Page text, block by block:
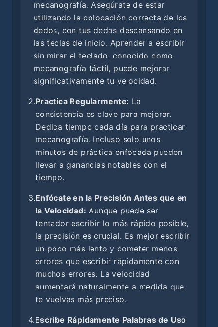
mecanografía. Asegúrate de estar
utilizando la colocación correcta de los
dedos, con tus dedos descansando en
las teclas de inicio. Aprender a escribir
sin mirar el teclado, conocido como
mecanografía táctil, puede mejorar
significativamente tu velocidad.
2.Practica Regularmente: La
consistencia es clave para mejorar.
Dedica tiempo cada día para practicar
mecanografía. Incluso solo unos
minutos de práctica enfocada pueden
llevar a ganancias notables con el
tiempo.
3.Enfócate en la Precisión Antes que en
la Velocidad: Aunque puede ser
tentador escribir lo más rápido posible,
la precisión es crucial. Es mejor escribir
un poco más lento y cometer menos
errores que escribir rápidamente con
muchos errores. La velocidad
aumentará naturalmente a medida que
te vuelvas más preciso.
4.Escribe Rápidamente Palabras de Uso